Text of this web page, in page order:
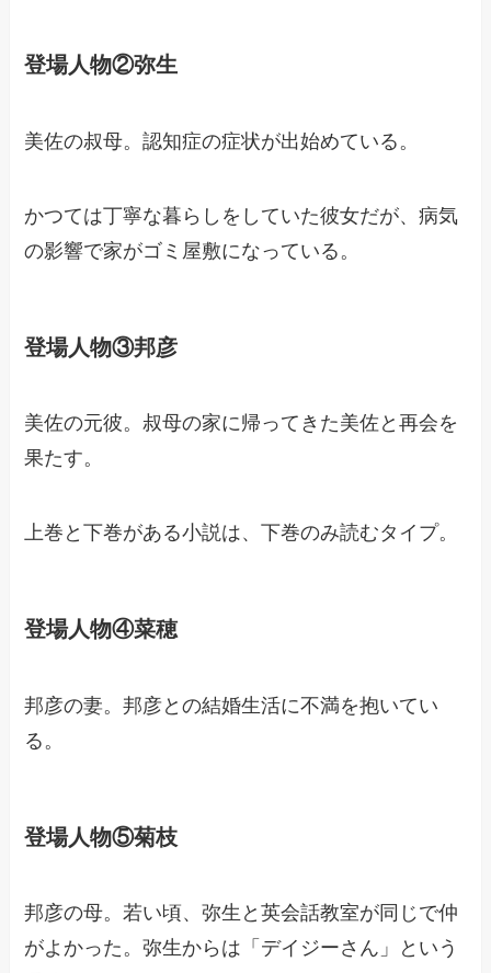
登場人物②弥生
美佐の叔母。認知症の症状が出始めている。
かつては丁寧な暮らしをしていた彼女だが、病気
の影響で家がゴミ屋敷になっている。
登場人物③邦彦
美佐の元彼。叔母の家に帰ってきた美佐と再会を
果たす。
上巻と下巻がある小説は、下巻のみ読むタイプ。
登場人物④菜穂
邦彦の妻。邦彦との結婚生活に不満を抱いてい
る。
登場人物⑤菊枝
邦彦の母。若い頃、弥生と英会話教室が同じで仲
がよかった。弥生からは「デイジーさん」という